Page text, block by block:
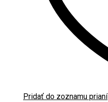
Pridať do zoznamu prianí